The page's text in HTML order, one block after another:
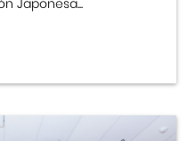
Japonesa...